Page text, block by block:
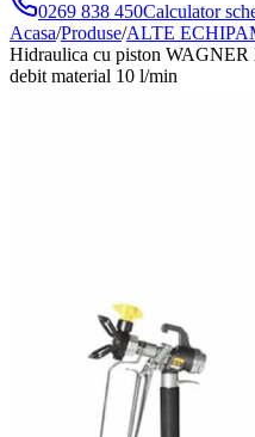
0269 838 450Calculator
Acasa/Produse/ALTE
Hidraulica cu piston WAGNER
debit material 10 l/min